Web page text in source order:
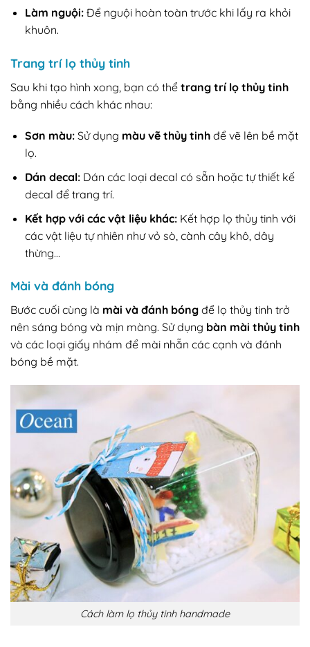
Làm nguội:Để nguội hoàn toàn trước khi lấy ra khỏi
khuôn.
Trang trí lọ thủy tinh
Sau khi tạo hình xong, bạn có thể trang trí lọ thủy tinh
bằng nhiều cách khác nhau:
Sơn màu:Sử dụng màu vẽ thủy tinhđể vẽ lên bề mặt
lọ.
Dán decal:Dán các loại decal có sẵn hoặc tự thiết kế
decal để trang trí.
Kết hợp với các vật liệu khác:Kết hợp lọ thủy tinh với
các vật liệu tự nhiên như vỏ sò, cành cây khô, dây
thừng…
Mài và đánh bóng
Bước cuối cùng là mài và đánh bóng để lọ thủy tinh trở
nên sáng bóng và mịn màng. Sử dụng bàn mài thủy tinh
và các loại giấy nhám để mài nhẵn các cạnh và đánh
bóng bề mặt.
Cách làm lọ thủy tinh handmade